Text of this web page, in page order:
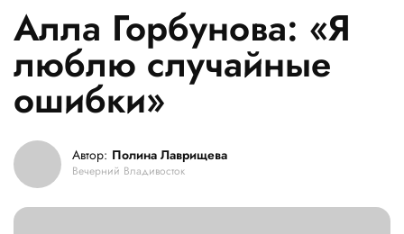
Алла Горбунова: «Я
люблю случайные
ошибки»
Автор: Полина Лаврищева
Вечерний Владивосток